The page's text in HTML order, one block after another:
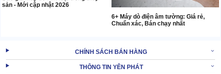
sản - Mới cập nhật 2026
6+ Máy dò điện âm tường: Giá rẻ,
Chuẩn xác, Bán chạy nhất
CHÍNH SÁCH BÁN HÀNG
THÔNG TIN YÊN PHÁT